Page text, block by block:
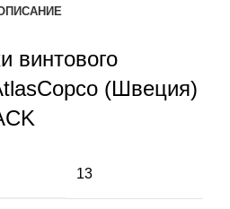
винтового
(Швеция)
13